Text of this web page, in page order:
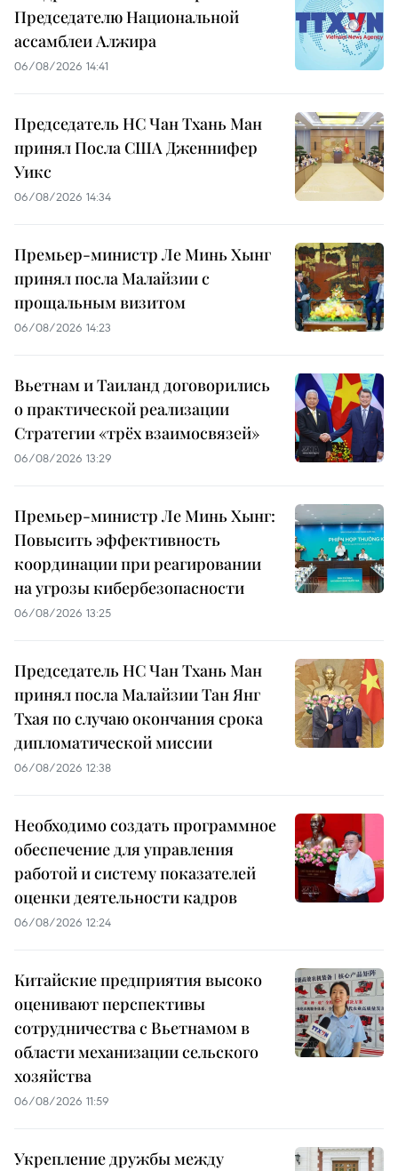
Председателю Национальной
ассамблеи Алжира
06/08/2026 14:41
Председатель НС Чан Тхань Ман
принял Посла США Дженнифер
Уикс
06/08/2026 14:34
Премьер-министр Ле Минь Хынг
принял посла Малайзии с
прощальным визитом
06/08/2026 14:23
Вьетнам и Таиланд договорились
о практической реализации
Стратегии «трёх взаимосвязей»
06/08/2026 13:29
Премьер-министр Ле Минь Хынг:
Повысить эффективность
координации при реагировании
на угрозы кибербезопасности
06/08/2026 13:25
Председатель НС Чан Тхань Ман
принял посла Малайзии Тан Янг
Тхая по случаю окончания срока
дипломатической миссии
06/08/2026 12:38
Необходимо создать программное
обеспечение для управления
работой и систему показателей
оценки деятельности кадров
06/08/2026 12:24
Китайские предприятия высоко
оценивают перспективы
сотрудничества с Вьетнамом в
области механизации сельского
хозяйства
06/08/2026 11:59
Укрепление дружбы между